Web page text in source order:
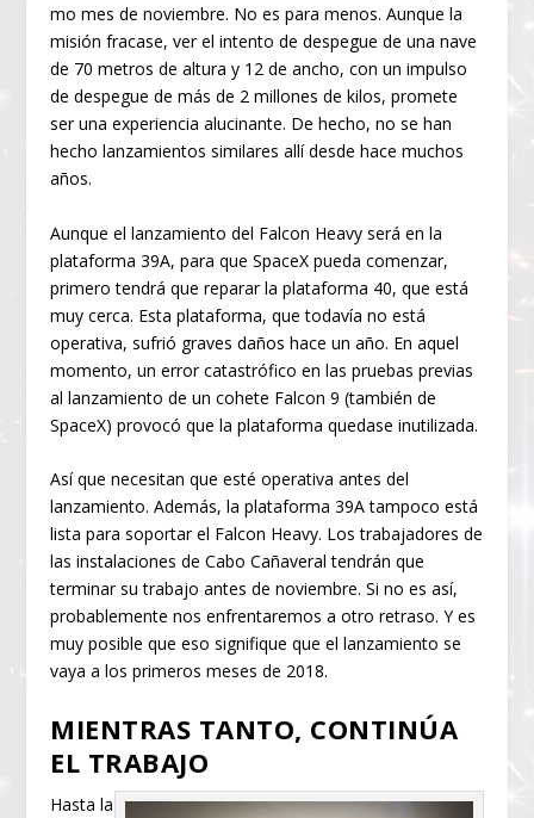
mo mes de noviembre. No es para menos. Aunque la
misión fracase, ver el intento de despegue de una nave
de 70 metros de altura y 12 de ancho, con un impulso
de despegue de más de 2 millones de kilos, promete
ser una experiencia alucinante. De hecho, no se han
hecho lanzamientos similares allí desde hace muchos
años.
Aunque el lanzamiento del Falcon Heavy será en la
plataforma 39A, para que SpaceX pueda comenzar,
primero tendrá que reparar la plataforma 40, que está
muy cerca. Esta plataforma, que todavía no está
operativa, sufrió graves daños hace un año. En aquel
momento, un error catastrófico en las pruebas previas
al lanzamiento de un cohete Falcon 9 (también de
SpaceX) provocó que la plataforma quedase inutilizada.
Así que necesitan que esté operativa antes del
lanzamiento. Además, la plataforma 39A tampoco está
lista para soportar el Falcon Heavy. Los trabajadores de
las instalaciones de Cabo Cañaveral tendrán que
terminar su trabajo antes de noviembre. Si no es así,
probablemente nos enfrentaremos a otro retraso. Y es
muy posible que eso signifique que el lanzamiento se
vaya a los primeros meses de 2018.
MIENTRAS TANTO, CONTINÚA
EL TRABAJO
Hasta la